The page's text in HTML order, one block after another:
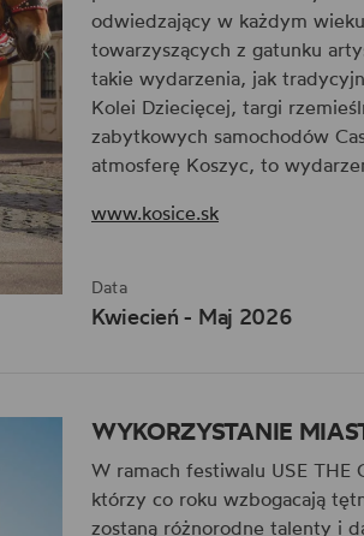
odwiedzający w każdym
towarzyszących z gatunku
takie wydarzenia, jak
Kolei Dziecięcej, targi
zabytkowych samochodów
atmosferę Koszyc, to
www.kosice.sk
Data
Kwiecień - Maj 2026
WYKORZYSTANIE
W ramach festiwalu USE
którzy co roku wzbogacają
zostaną różnorodne talenty i